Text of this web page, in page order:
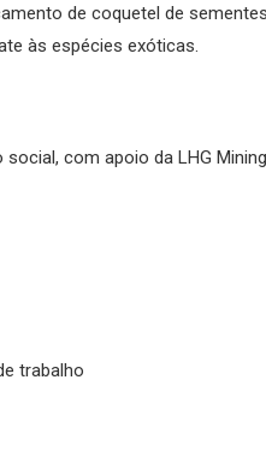
de coquetel de
às espécies exóticas.
com apoio da LHG
trabalho